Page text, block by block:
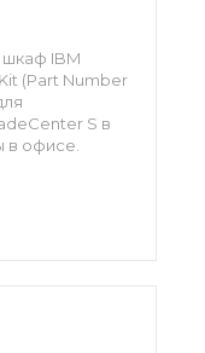
IBM
(Part Number
S в
в офисе.